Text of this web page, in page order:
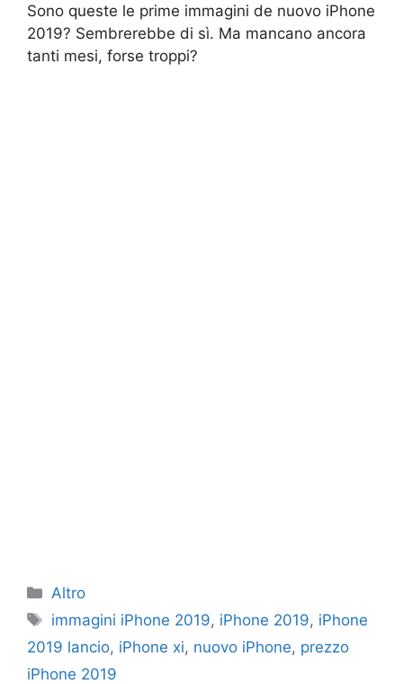
Sono queste le prime immagini de nuovo iPhone
2019? Sembrerebbe di sì. Ma mancano ancora
tanti mesi, forse troppi?
Categorie
Altro
Tag
immagini iPhone 2019, iPhone 2019, iPhone
2019 lancio, iPhone xi, nuovo iPhone, prezzo
iPhone 2019